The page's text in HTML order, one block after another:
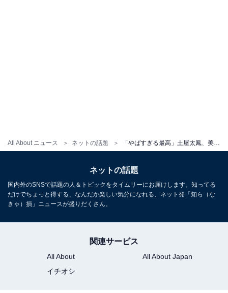
All About ニュース ネットの話題
ネットの話題
国内外のSNSで話題の人＆トピックをタイムリーにお届けします。知ってる
だけでちょっと得する、なんだか楽しい気分になれる、ネット発「知ら（な
きゃ）損」ニュースが盛りだくさん。
関連サービス
All About
All About Japan
イチオシ